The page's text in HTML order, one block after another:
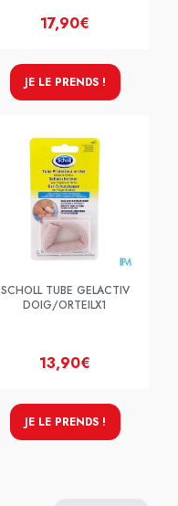
17,90€
JE LE PRENDS !
SCHOLL TUBE GELACTIV
DOIG/ORTEILX1
13,90€
JE LE PRENDS !